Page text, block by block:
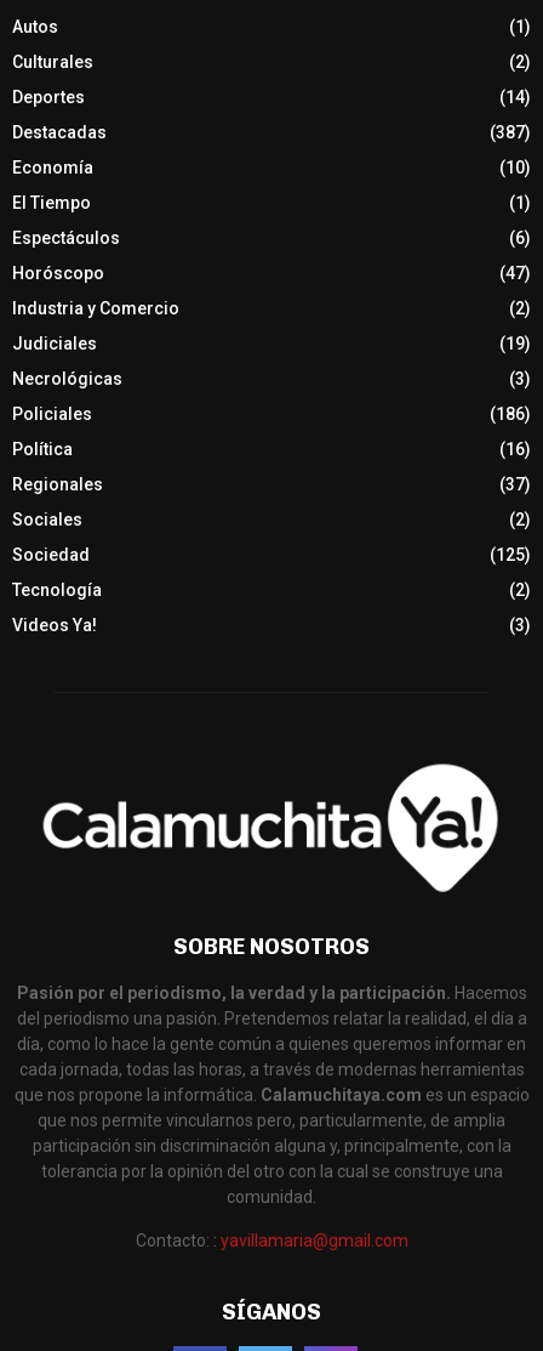
Autos
(1)
Culturales
(2)
Deportes
(14)
Destacadas
(387)
Economía
(10)
El Tiempo
(1)
Espectáculos
(6)
Horóscopo
(47)
Industria y Comercio
(2)
Judiciales
(19)
Necrológicas
(3)
Policiales
(186)
Política
(16)
Regionales
(37)
Sociales
(2)
Sociedad
(125)
Tecnología
(2)
Videos Ya!
(3)
SOBRE NOSOTROS
Pasión por el periodismo, la verdad y la participación. Hacemos
del periodismo una pasión. Pretendemos relatar la realidad, el día a
día, como lo hace la gente común a quienes queremos informar en
cada jornada, todas las horas, a través de modernas herramientas
que nos propone la informática. Calamuchitaya.com es un espacio
que nos permite vincularnos pero, particularmente, de amplia
participación sin discriminación alguna y, principalmente, con la
tolerancia por la opinión del otro con la cual se construye una
comunidad.
Contacto: : yavillamaria@gmail.com
SÍGANOS